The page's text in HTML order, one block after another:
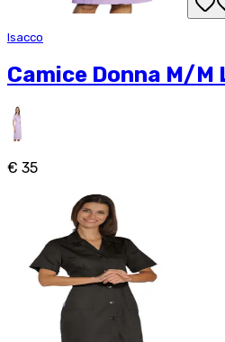
Isacco
Camice Donna M/M
€ 35